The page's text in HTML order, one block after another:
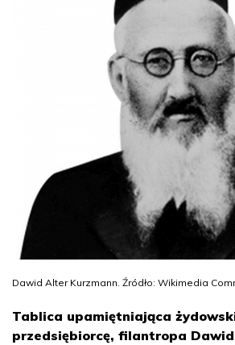
Dawid Alter Kurzmann. Źródło: Wikimedia
Tablica upamiętniająca
przedsiębiorcę, filantropa